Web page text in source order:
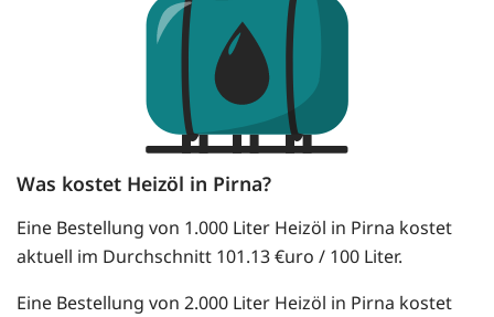
Was kostet Heizöl in Pirna?
Eine Bestellung von 1.000 Liter Heizöl in Pirna kostet
aktuell im Durchschnitt 101.13 €uro / 100 Liter.
Eine Bestellung von 2.000 Liter Heizöl in Pirna kostet